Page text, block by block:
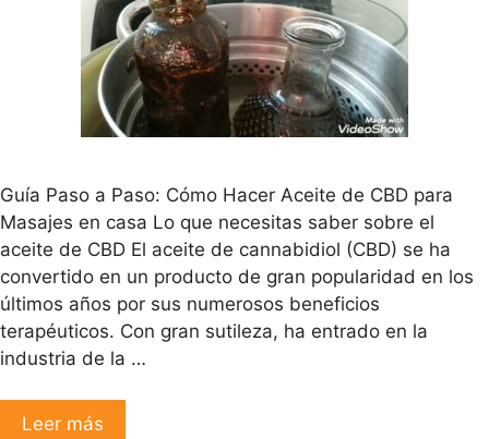
Guía Paso a Paso: Cómo Hacer Aceite de CBD para
Masajes en casa Lo que necesitas saber sobre el
aceite de CBD El aceite de cannabidiol (CBD) se ha
convertido en un producto de gran popularidad en los
últimos años por sus numerosos beneficios
terapéuticos. Con gran sutileza, ha entrado en la
industria de la …
Leer más